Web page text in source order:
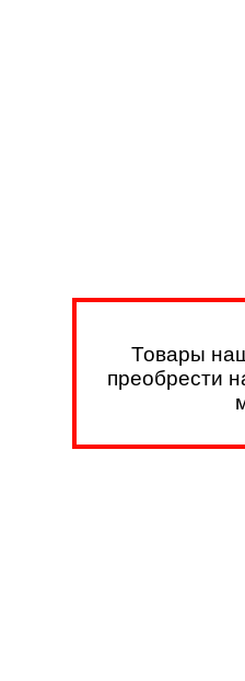
Товары
преобрести